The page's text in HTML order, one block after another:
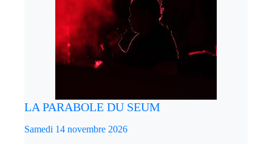
LA PARABOLE DU SEUM
Samedi 14 novembre 2026